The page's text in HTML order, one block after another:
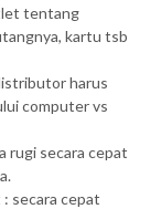
tentang
kartu tsb
harus
computer vs
rugi secara cepat
secara cepat